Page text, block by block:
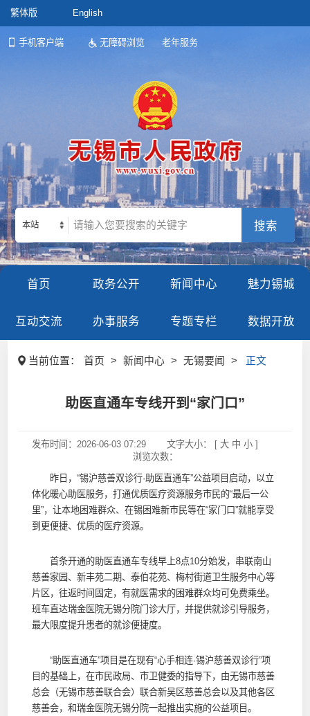
繁体版 English
手机客户端 无障碍浏览 老年服务
本站
首页 政务公开 新闻中心 魅力锡城
互动交流 办事服务 专题专栏 数据开放
当前位置： 首页 > 新闻中心 > 无锡要闻 > 正文
助医直通车专线开到“家门口”
发布时间： 2026-06-03 07:29 文字大小： [ 大 中 小]
浏览次数：
昨日，“锡沪慈善双诊行·助医直通车”公益项目启动，以立
体化暖心助医服务，打通优质医疗资源服务市民的“最后一公
里”，让本地困难群众、在锡困难新市民等在“家门口”就能享受
到更便捷、优质的医疗资源。
首条开通的助医直通车专线早上8点10分始发，串联南山
慈善家园、新丰苑二期、泰伯花苑、梅村街道卫生服务中心等
片区，往返时间固定，有就医需求的困难群众均可免费乘坐。
班车直达瑞金医院无锡分院门诊大厅，并提供就诊引导服务，
最大限度提升患者的就诊便捷度。
“助医直通车”项目是在现有“心手相连·锡沪慈善双诊行”项
目的基础上，在市民政局、市卫健委的指导下，由无锡市慈善
总会（无锡市慈善联合会）联合新吴区慈善总会以及其他各区
慈善会，和瑞金医院无锡分院一起推出实施的公益项目。